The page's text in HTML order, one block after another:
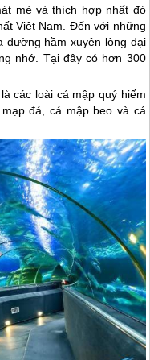
mẻ và thích hợp nhất đó
Việt Nam. Đến với những
đường hầm xuyên lòng đại
nhớ. Tại đây có hơn 300
các loài cá mập quý hiếm
đá, cá mập beo và cá